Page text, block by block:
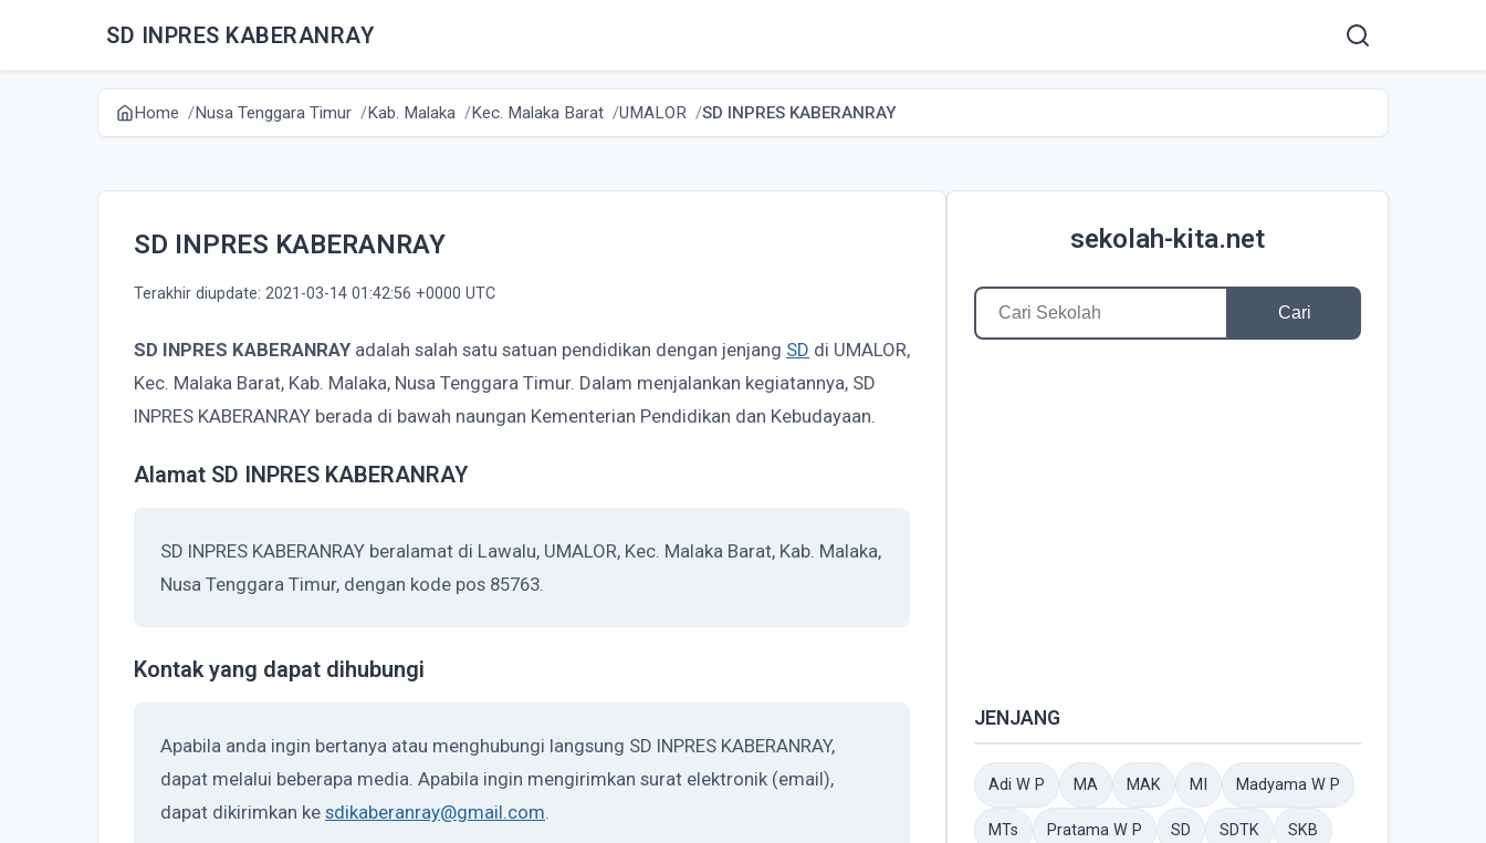
SD INPRES KABERANRAY
Home Nusa Tenggara Timur Kab. Malaka Kec. Malaka Barat UMALOR SD INPRES KABERANRAY
SD INPRES KABERANRAY
Terakhir diupdate: 2021-03-14 01:42:56 +0000 UTC
SD INPRES KABERANRAY adalah salah satu satuan pendidikan dengan jenjang SD di UMALOR,
Kec. Malaka Barat, Kab. Malaka, Nusa Tenggara Timur. Dalam menjalankan kegiatannya, SD
INPRES KABERANRAY berada di bawah naungan Kementerian Pendidikan dan Kebudayaan.
Alamat SD INPRES KABERANRAY
SD INPRES KABERANRAY beralamat di Lawalu, UMALOR, Kec. Malaka Barat, Kab. Malaka,
Nusa Tenggara Timur, dengan kode pos 85763.
Kontak yang dapat dihubungi
Apabila anda ingin bertanya atau menghubungi langsung SD INPRES KABERANRAY,
dapat melalui beberapa media. Apabila ingin mengirimkan surat elektronik (email),
dapat dikirimkan ke sdikaberanray@gmail.com.
sekolah-kita.net
Cari
JENJANG
Adi W P MA MAK MI Madyama W P
MTs Pratama W P SD SDTK SKB